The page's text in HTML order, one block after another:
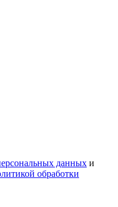
данных и
обработки